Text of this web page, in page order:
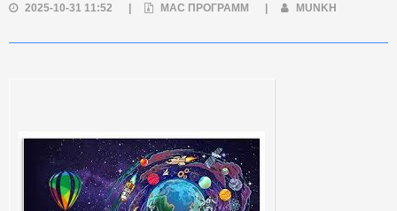
2025-10-31 11:52 MAC ПРОГРАММ MUNKH